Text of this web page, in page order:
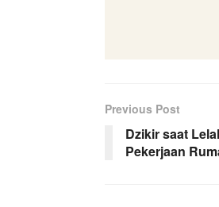
Previous Post
Dzikir saat
Pekerjaan